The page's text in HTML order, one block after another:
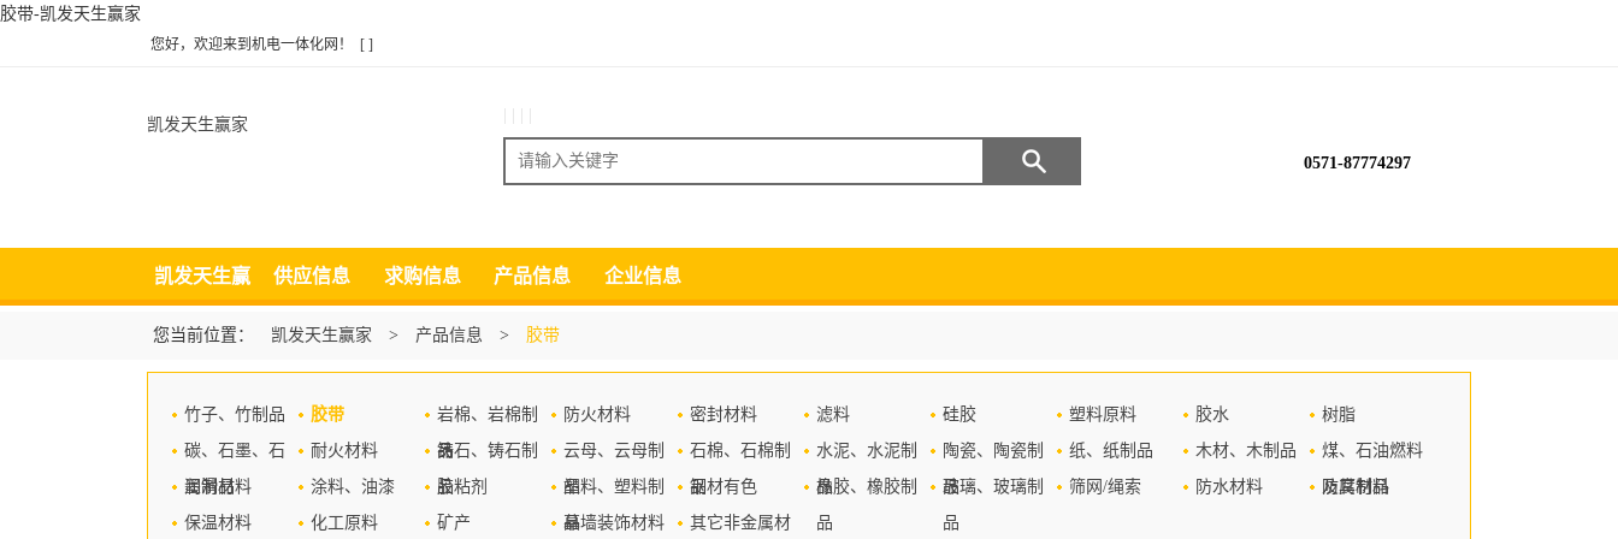
胶带-凯发天生赢家
您好，欢迎来到机电一体化网！ [ ]
凯发天生赢家
搜索 0571-87774297
凯发天生赢
家
供应信息 求购信息 产品信息 企业信息
您当前位置： 凯发天生赢家 > 产品信息 > 胶带
竹子、竹制品 胶带
岩棉、岩棉制
品
防火材料 密封材料 滤料 硅胶 塑料原料 胶水
树脂
碳、石墨、石
墨制品
耐火材料
铸石、铸石制
品
云母、云母制
品
石棉、石棉制
品
水泥、水泥制
品
陶瓷、陶瓷制
品
纸、纸制品 木材、木制品
煤、石油燃料
及其制品
润滑材料 涂料、油漆 胶粘剂
塑料、塑料制
品
钢材有色
橡胶、橡胶制
品
玻璃、玻璃制
品
筛网/绳索 防水材料
防腐材料
保温材料
化工原料 矿产 幕墙装饰材料 其它非金属材